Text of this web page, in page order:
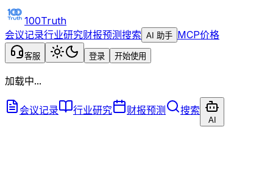
100Truth
会议记录行业研究财报预测搜索 AI 助手 MCP价格
客服 登录 开始使用
加载中...
会议记录 行业研究 财报预测 搜索
AI